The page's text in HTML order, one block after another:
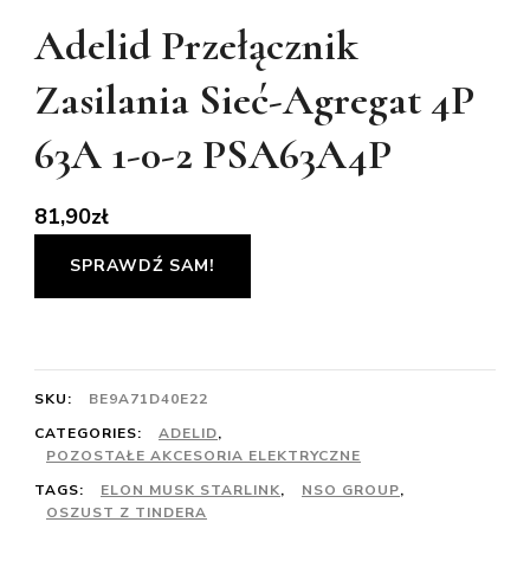
Adelid Przełącznik
Zasilania Sieć-Agregat 4P
63A 1-0-2 PSA63A4P
81,90zł
SPRAWDŹ SAM!
SKU:
BE9A71D40E22
CATEGORIES:
ADELID,
POZOSTAŁE AKCESORIA ELEKTRYCZNE
TAGS:
ELON MUSK STARLINK, NSO GROUP,
OSZUST Z TINDERA